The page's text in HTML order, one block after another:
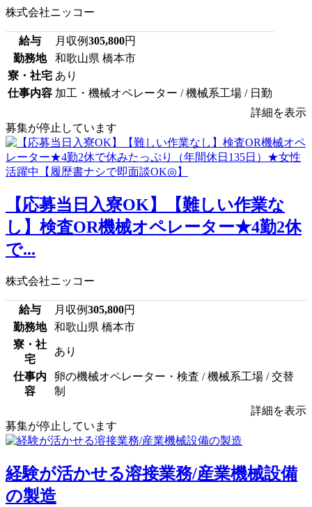
株式会社ニッコー
給与 月収例305,800円
勤務地
和歌山県 橋本市
寮・社宅 あり
仕事内容 加工・機械オペレーター / 機械系工場 / 日勤
詳細を表示
募集が停止しています
【応募当日入寮OK】【難しい作業な
し】検査OR機械オペレーター★4勤2休
で...
株式会社ニッコー
給与 月収例305,800円
勤務地
和歌山県 橋本市
寮・社
宅
あり
仕事内
容
卵の機械オペレーター・検査 / 機械系工場 / 交替
制
詳細を表示
募集が停止しています
経験が活かせる溶接業務/産業機械設備
の製造